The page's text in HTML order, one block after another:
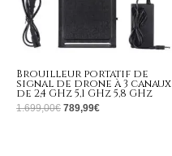
Brouilleur portatif de
signal de drone à 3 canaux
de 2,4 GHz 5,1 GHz 5,8 GHz
1.699,00€ 789,99€